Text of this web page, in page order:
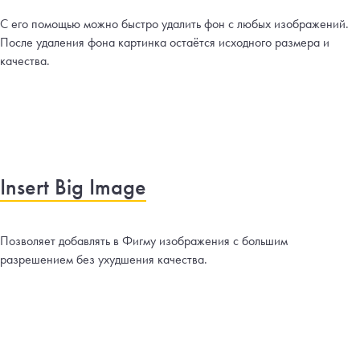
С его помощью можно быстро удалить фон с любых изображений.
После удаления фона картинка остаётся исходного размера и
качества.
Insert Big Image
Позволяет добавлять в Фигму изображения с большим
разрешением без ухудшения качества.